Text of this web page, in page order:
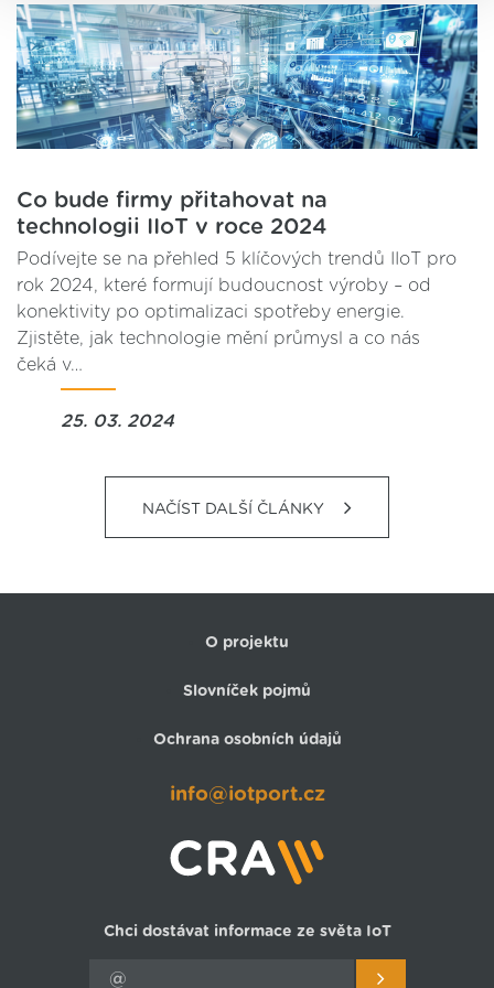
Co bude firmy přitahovat na
technologii IIoT v roce 2024
Podívejte se na přehled 5 klíčových trendů IIoT pro
rok 2024, které formují budoucnost výroby – od
konektivity po optimalizaci spotřeby energie.
Zjistěte, jak technologie mění průmysl a co nás
čeká v…
25. 03. 2024
NAČÍST DALŠÍ ČLÁNKY
O projektu
Slovníček pojmů
Ochrana osobních údajů
info@iotport.cz
Chci dostávat informace ze světa IoT